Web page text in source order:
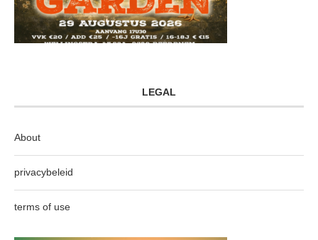
LEGAL
About
privacybeleid
terms of use